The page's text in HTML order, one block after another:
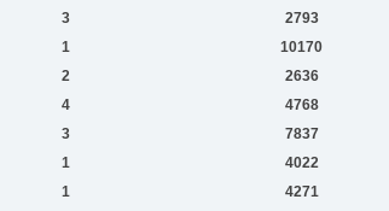
3 2793
1 10170
2 2636
4 4768
3 7837
1 4022
1 4271